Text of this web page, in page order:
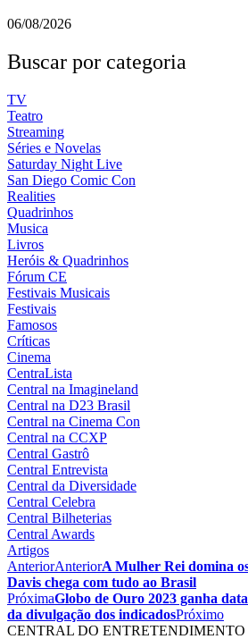
06/08/2026
Buscar por categoria
TV
Teatro
Streaming
Séries e Novelas
Saturday Night Live
San Diego Comic Con
Realities
Quadrinhos
Musica
Livros
Heróis & Quadrinhos
Fórum CE
Festivais Musicais
Festivais
Famosos
Críticas
Cinema
CentraLista
Central na Imagineland
Central na D23 Brasil
Central na Cinema Con
Central na CCXP
Central Gastrô
Central Entrevista
Central da Diversidade
Central Celebra
Central Bilheterias
Central Awards
Artigos
AnteriorAnteriorA Mulher Rei domina
Davis chega com tudo ao Brasil
PróximaGlobo de Ouro 2023 ganha
da divulgação dos indicadosPróximo
CENTRAL DO ENTRETENDIMENTO